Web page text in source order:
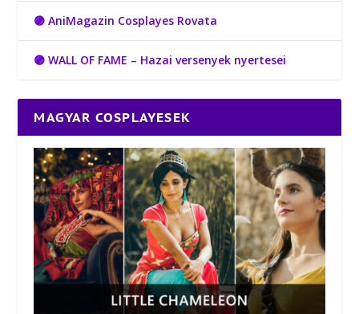
🟣 AniMagazin Cosplayes Rovata
🟣 WALL OF FAME – Hazai versenyek nyertesei
MAGYAR COSPLAYESEK